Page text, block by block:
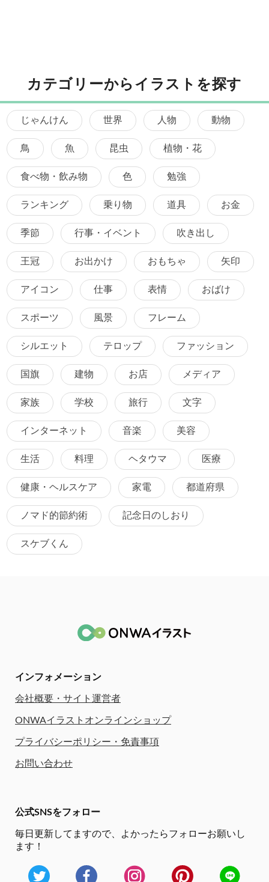
カテゴリーからイラストを探す
じゃんけん 世界 人物 動物
鳥 魚 昆虫 植物・花
食べ物・飲み物 色 勉強
ランキング 乗り物 道具 お金
季節 行事・イベント 吹き出し
王冠 お出かけ おもちゃ 矢印
アイコン 仕事 表情 おばけ
スポーツ 風景 フレーム
シルエット テロップ ファッション
国旗 建物 お店 メディア
家族 学校 旅行 文字
インターネット 音楽 美容
生活 料理 ヘタウマ 医療
健康・ヘルスケア 家電 都道府県
ノマド的節約術 記念日のしおり
スケブくん
インフォメーション
会社概要・サイト運営者
ONWAイラストオンラインショップ
プライバシーポリシー・免責事項
お問い合わせ
公式SNSをフォロー
毎日更新してますので、
よかったらフォローお願いし
ます！